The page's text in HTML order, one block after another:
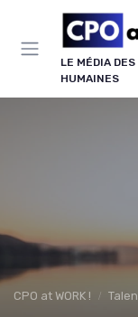
LE MÉDIA
HUMAINES
CPO at WORK ! Talent
Panneau de gestion